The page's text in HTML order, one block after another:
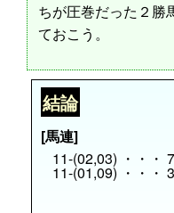
ちが圧巻だった２勝
ておこう。
結論
[馬連]
11-(02,03) ・・・
11-(01,09) ・・・